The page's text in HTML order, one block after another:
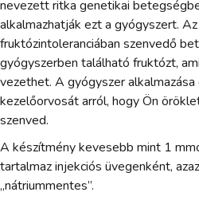
nevezett ritka genetikai
alkalmazhatják ezt a gyógyszert.
fruktózintoleranciában szenvedő
gyógyszerben található fruktózt,
vezethet. A gyógyszer
kezelőorvosát arról, hogy Ön
szenved.
A készítmény kevesebb mint 1
tartalmaz injekciós üvegenként,
„nátriummentes”.